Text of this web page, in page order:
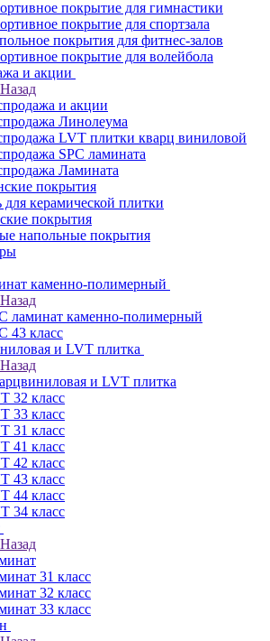
покрытие для гимнастики
покрытие для спортзала
покрытия для фитнес-залов
покрытие для волейбола
и акции
Назад
и акции
Линолеума
LVT плитки кварц виниловой
SPC ламината
Ламината
покрытия
керамической плитки
покрытия
напольные покрытия
каменно-полимерный
Назад
ламинат каменно-полимерный
43 класс
и LVT плитка
Назад
и LVT плитка
32 класс
33 класс
31 класс
41 класс
42 класс
43 класс
44 класс
34 класс
Назад
31 класс
32 класс
33 класс